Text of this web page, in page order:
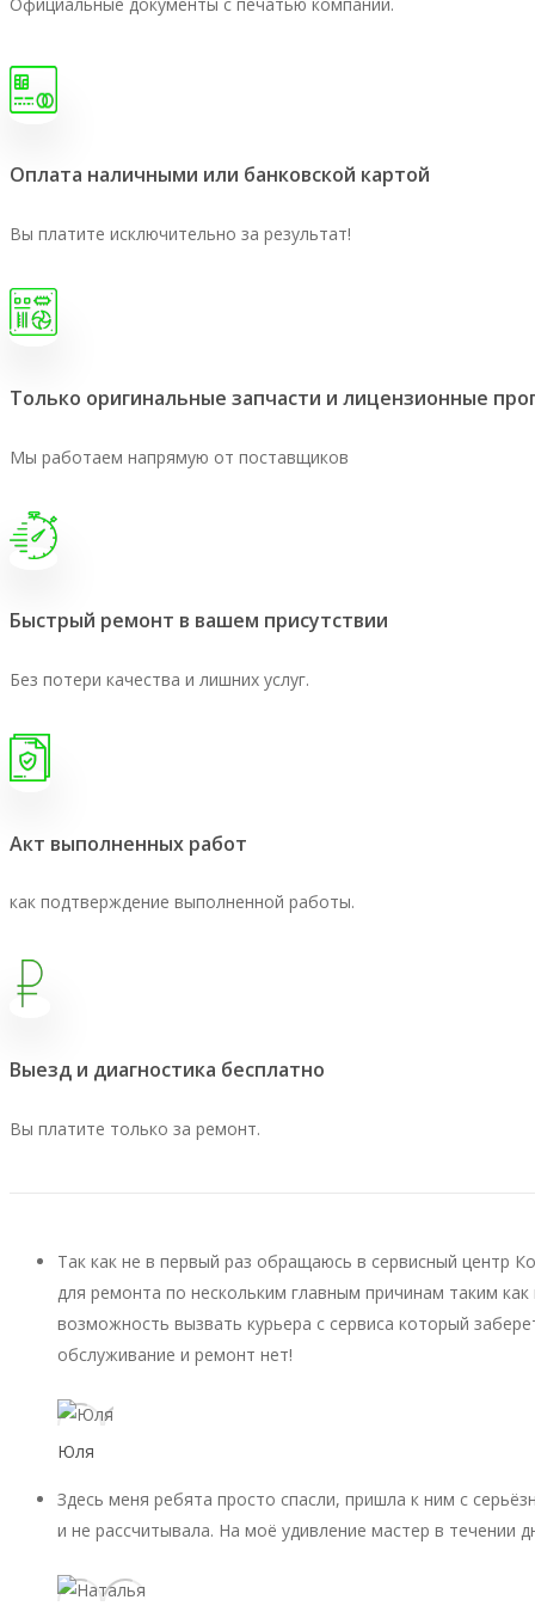
Оплата наличными или банковской картой
Вы платите исключительно за результат!
Только оригинальные запчасти и лицензионные
Мы работаем напрямую от поставщиков
Быстрый ремонт в вашем присутствии
Без потери качества и лишних услуг.
Акт выполненных работ
как подтверждение выполненной работы.
Выезд и диагностика бесплатно
Вы платите только за ремонт.
Так как не в первый раз обращаюсь в сервисный центр
для ремонта по нескольким главным причинам таким
возможность вызвать курьера с сервиса который
обслуживание и ремонт нет!
Юля
Здесь меня ребята просто спасли, пришла к ним с
и не рассчитывала. На моё удивление мастер в течении